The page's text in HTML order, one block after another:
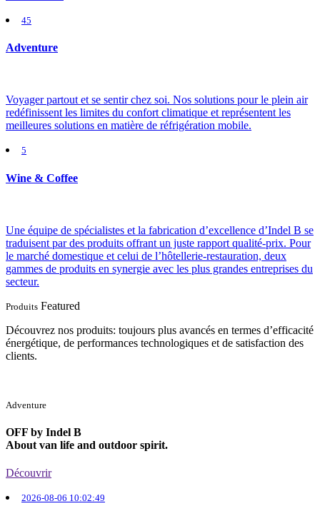
45
Adventure
Voyager partout et se sentir chez soi. Nos solutions pour le plein air
redéfinissent les limites du confort climatique et représentent les
meilleures solutions en matière de réfrigération mobile.
5
Wine & Coffee
Une équipe de spécialistes et la fabrication d’excellence d’Indel B se
traduisent par des produits offrant un juste rapport qualité-prix. Pour
le marché domestique et celui de l’hôtellerie-restauration, deux
gammes de produits en synergie avec les plus grandes entreprises du
secteur.
Produits Featured
Découvrez nos produits: toujours plus avancés en termes d’efficacité
énergétique, de performances technologiques et de satisfaction des
clients.
Adventure
OFF by Indel B
About van life and outdoor spirit.
Découvrir
2026-08-06 10:02:49